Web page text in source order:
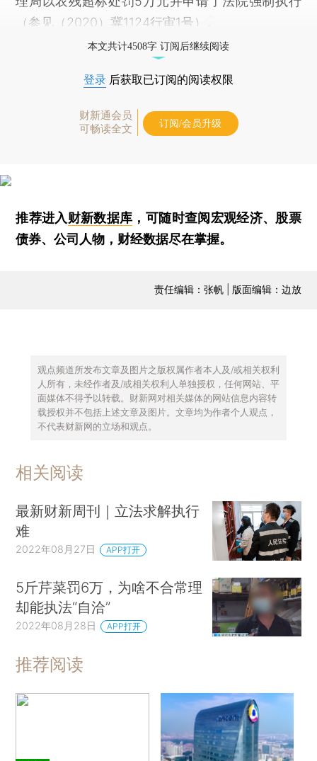
（参见（2020）冀1124行审1号）。
本文共计4508字 订阅后继续阅读
登录 后获取已订阅的阅读权限
财新通会员
可畅读全文
订阅/会员升级
推荐进入财新数据库 ，可随时查阅宏观经济、股票
债券、公司人物，财经数据尽在掌握。
责任编辑：张帆 | 版面编辑：边放
观点频道所发布文章及图片之版权属作者本人及/或相关权利
人所有，未经作者及/或相关权利人单独授权，任何网站、平
面媒体不得予以转载。财新网对相关媒体的网站信息内容转
载授权并不包括上述文章及图片。文章均为作者个人观点，
不代表财新网的立场和观点。
相关阅读
最新财新周刊｜立法求解执行
难
2022年08月27日 APP打开
5斤芹菜罚6万，为啥不合常理
却能执法“自洽”
2022年08月28日 APP打开
推荐阅读